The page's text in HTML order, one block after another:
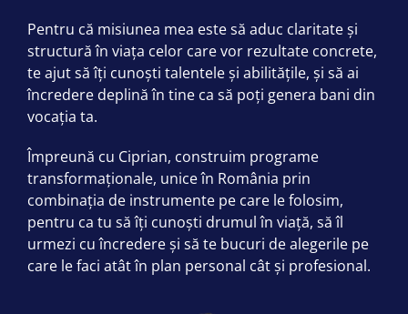
Pentru că misiunea mea este să aduc claritate și
structură în viața celor care vor rezultate concrete,
te ajut să îți cunoști talentele și abilitățile, și să ai
încredere deplină în tine ca să poți genera bani din
vocația ta.
Împreună cu Ciprian, construim programe
transformaționale, unice în România prin
combinația de instrumente pe care le folosim,
pentru ca tu să îți cunoști drumul în viață, să îl
urmezi cu încredere și să te bucuri de alegerile pe
care le faci atât în plan personal cât și profesional.